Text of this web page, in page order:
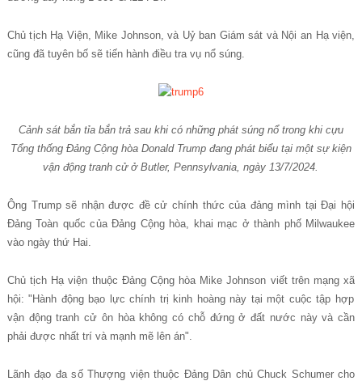
Chủtịch HạViện, Mike Johnson, vàUỷban Giám sát vàNội an Hạviện,
cũng đãtuyên bốsẽtiến hành điều tra vụnổsúng.
Cảnh sát bắn tỉa bắn trảsau khi có những phát súng nổtrong khi cựu
Tổng thống Đảng Cộng hòa Donald Trump đang phát biểu tại một sựkiện
vận động tranh cử ởButler, Pennsylvania, ngày 13/7/2024.
Ông Trump sẽ nhậnđược đềcử chính thức của đảng mình tạiĐại hội
Đảng Toàn quốc củaĐảng Cộng hòa, khai mạc ở thành phốMilwaukee
vào ngày thứHai.
Chủtịch Hạviện thuộc Đảng Cộng hòa Mike Johnson viết trên mạng xã
hội:" Hành động bạo l ực chính trị kinh hoàng này tại một cuộc tập hợp
vận động tranh cử ôn hòa không có chỗ đứngở đất nước này vàcần
phải được nhất trívàmạnh mẽl ên án".
Lãnh đạo đa sốThượng viện thuộc Đảng Dân chủChuck Schumer cho